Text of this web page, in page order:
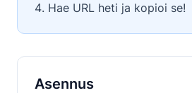
Hae URL heti ja kopioi se!
Asennus